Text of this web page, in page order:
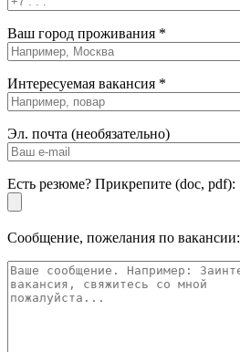
Ваш город проживания *
Интересуемая вакансия *
Эл. почта (необязательно)
Есть резюме? Прикрепите (doc, pdf):
Сообщение, пожелания по вакансии: